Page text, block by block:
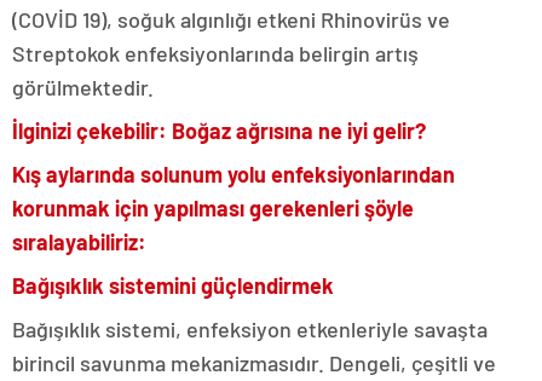
(COVİD 19), soğuk algınlığı etkeni Rhinovirüs ve
Streptokok enfeksiyonlarında belirgin artış
görülmektedir.
İlginizi çekebilir: Boğaz ağrısına ne iyi gelir?
Kış aylarında solunum yolu enfeksiyonlarından
korunmak için yapılması gerekenleri şöyle
sıralayabiliriz:
Bağışıklık sistemini güçlendirmek
Bağışıklık sistemi, enfeksiyon etkenleriyle savaşta
birincil savunma mekanizmasıdır. Dengeli, çeşitli ve